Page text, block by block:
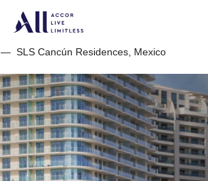
— SLS Cancún Residences, Mexico